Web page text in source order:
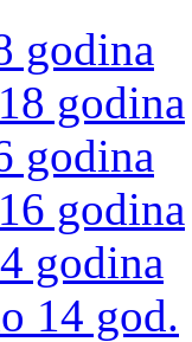
godina
godina
godina
godina
godina
14 god.